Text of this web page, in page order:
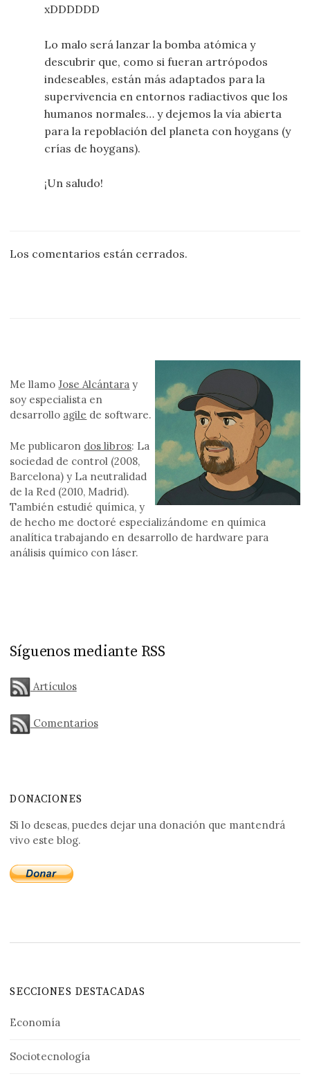
xDDDDDD
Lo malo será lanzar la bomba atómica y
descubrir que, como si fueran artrópodos
indeseables, están más adaptados para la
supervivencia en entornos radiactivos que los
humanos normales… y dejemos la vía abierta
para la repoblación del planeta con hoygans (y
crías de hoygans).
¡Un saludo!
Los comentarios están cerrados.
Me llamoJose Alcántara y
soy especialista en
desarrollo agile de software.
Me publicaron dos libros: La
sociedad de control (2008,
Barcelona) y La neutralidad
de la Red (2010, Madrid).
También estudié química, y
de hecho me doctoré especializándome en química
analítica trabajando en desarrollo de hardware para
análisis químico con láser.
Síguenos mediante RSS
Artículos
Comentarios
DONACIONES
Si lo deseas, puedes dejar una donación que mantendrá
vivo este blog.
SECCIONES DESTACADAS
Economía
Sociotecnología